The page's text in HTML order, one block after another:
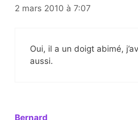
2 mars 2010 à 7:07
Oui, il a un doigt abimé,
aussi.
Bernard